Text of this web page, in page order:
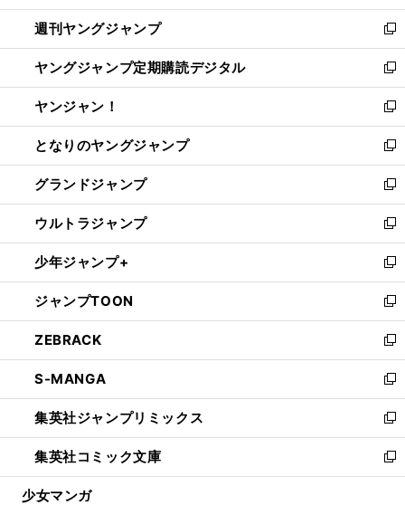
開
く
ウ
で
開
く
ン
ド
ウ
で
開
く
ウ
ィ
ン
ド
ウ
で
開
く
週刊ヤングジャンプ
新
し
い
ウ
ィ
ン
ド
ウ
で
開
く
ヤングジャンプ定期購読デジタル
新
し
い
ウ
ィ
ン
ド
ウ
で
開
く
ヤンジャン！
新
し
い
ウ
ィ
ン
ド
ウ
で
開
く
となりのヤングジャンプ
新
し
い
ウ
ィ
ン
ド
ウ
で
開
く
グランドジャンプ
新
し
い
ウ
ィ
ン
ド
ウ
で
開
く
ウルトラジャンプ
新
し
い
ウ
ィ
ン
ド
ウ
で
開
く
少年ジャンプ+
新
し
い
ウ
ィ
ン
ド
ウ
で
開
く
ジャンプTOON
新
し
い
ウ
ィ
ン
ド
ウ
で
開
ZEBRACK
新
し
い
ウ
ィ
ン
ド
ウ
S-MANGA
新
し
い
ウ
ィ
ン
集英社ジャンプリミックス
新
し
い
ウ
集英社コミック文庫
新
し
少女マンガ